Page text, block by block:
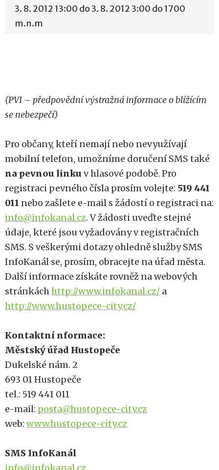
3. 8. 2012 13:00 do 3. 8. 2012 3:00 do 1700
m.n.m
(PVI – předpovědní výstražná informace o blížícím
se nebezpečí)
Pro občany, kteří nemají nebo nevyužívají
mobilní telefon, umožníme doručení SMS také
na pevnou linku v hlasové podobě. Pro
registraci pevného čísla prosím volejte: 519 441
011 nebo zašlete e-mail s žádostí o registraci na:
info@infokanal.cz. V žádosti uveďte stejné
údaje, které jsou vyžadovány v registračních
SMS. S veškerými dotazy ohledně služby SMS
InfoKanál se, prosím, obracejte na úřad města.
Další informace získáte rovněž na webových
stránkáchhttp://www.infokanal.cz/ a
http://www.hustopece-city.cz/
Kontaktní nformace:
Městský úřad Hustopeče
Dukelské nám. 2
693 01 Hustopeče
tel.: 519 441 011
e-mail: posta@hustopece-city.cz
web: www.hustopece-city.cz
SMS InfoKanál